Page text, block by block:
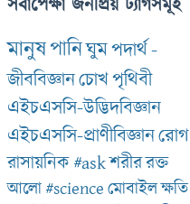
মানুষপানিঘুমপদার্থ-
জীববিজ্ঞানচোখপৃথিবী
এইচএসসি-উদ্ভিদবিজ্ঞান
এইচএসসি-প্রাণীবিজ্ঞানরোগ
রাসায়নিক#askশরীররক্ত
আলো#scienceমোবাইলক্ষতি